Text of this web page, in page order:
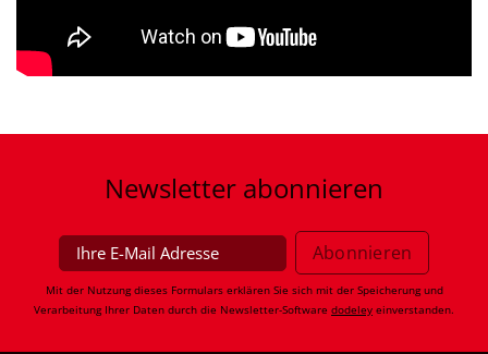
Newsletter abonnieren
Mit der Nutzung dieses Formulars erklären Sie sich mit der Speicherung und
Verarbeitung Ihrer Daten durch die Newsletter-Software dodeley einverstanden.